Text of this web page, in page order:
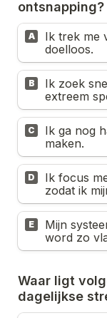
ontsnapping?
A
Ik trek me
doelloos.
B
Ik zoek
extreem
C
Ik ga nog
maken.
D
Ik focus
zodat ik
E
Mijn
word zo
Waar ligt
dagelijkse